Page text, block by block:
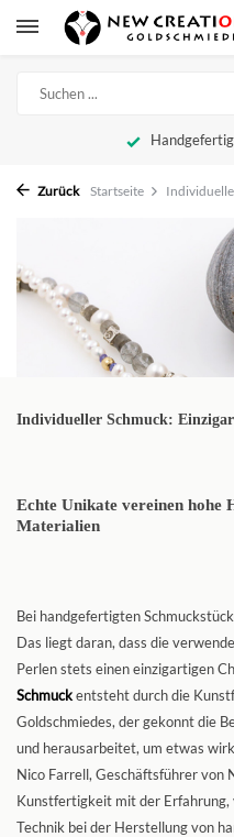
Zurück Startseite
Individueller Schmuck:
Echte Unikate vereinen hohe
Materialien
Bei handgefertigten
Das liegt daran, dass die
Perlen stets einen einzigartigen
Schmuckentsteht durch die
Goldschmiedes, der gekonnt die
und herausarbeitet, um etwas
Nico Farrell, Geschäftsführer von
Kunstfertigkeit mit der Erfahrung,
Technik bei der Herstellung von